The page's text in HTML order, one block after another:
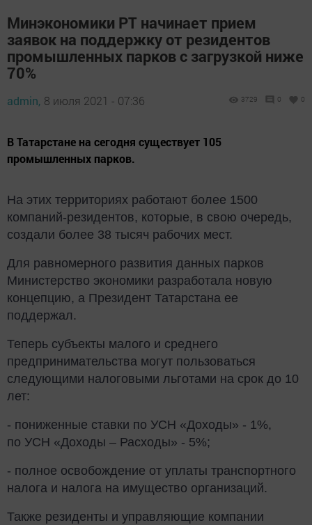
Минэкономики РТ начинает прием
заявок на поддержку от резидентов
промышленных парков с загрузкой ниже
70%
admin, 8 июля 2021 - 07:36 3729 0 0
В Татарстане на сегодня существует 105
промышленных парков.
На этих территориях работают более 1500
компаний-резидентов, которые, в свою очередь,
создали более 38 тысяч рабочих мест.
Для равномерного развития данных парков
Министерство экономики разработала новую
концепцию, а Президент Татарстана ее
поддержал.
Теперь субъекты малого и среднего
предпринимательства могут пользоваться
следующими налоговыми льготами на срок до 10
лет:
- пониженные ставки по УСН «Доходы» - 1%,
по УСН «Доходы – Расходы» - 5%;
- полное освобождение от уплаты транспортного
налога и налога на имущество организаций.
Также резиденты и управляющие компании